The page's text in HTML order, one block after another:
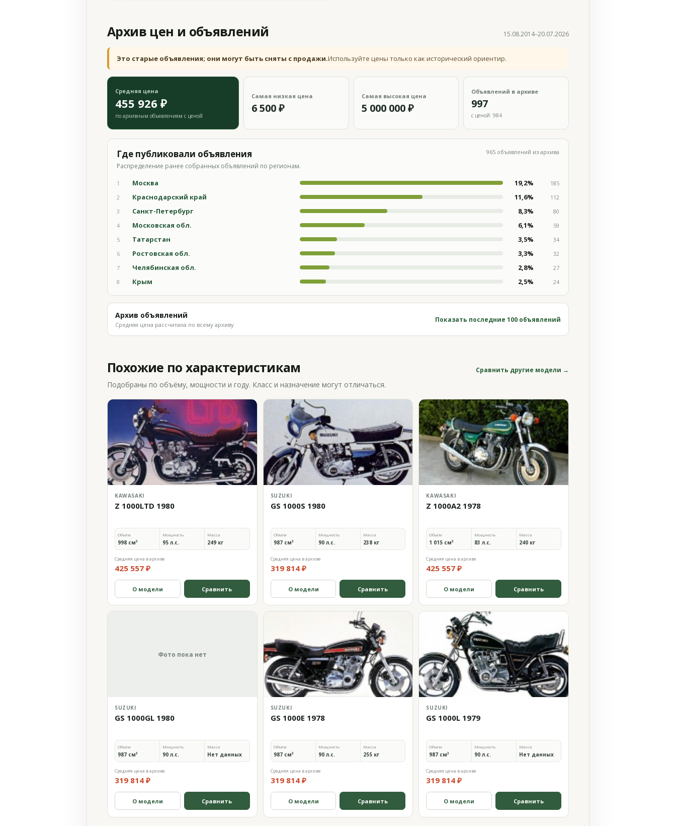
Архив цен и объявлений 15.08.2014–20.07.2026
Это старые объявления; они могут быть сняты с продажи.Используйте цены только как исторический ориентир.
Средняя цена
455 926 ₽
по архивным объявлениям с ценой
Самая низкая цена
6 500 ₽
Самая высокая цена
5 000 000 ₽
Объявлений в архиве
997
с ценой: 984
Где публиковали объявления
Распределение ранее собранных объявлений по регионам.
965 объявлений из архива
1 Москва 19,2%
185
2
Краснодарский край 11,6%
112
3
Санкт-Петербург 8,3%
80
4
Московская обл. 6,1%
59
5
Татарстан 3,5%
34
6
Ростовская обл. 3,3%
32
7
Челябинская обл. 2,8%
27
8
Крым 2,5% 24
Архив объявлений
Средняя цена рассчитана по всему архиву
Показать последние 100 объявлений
Похожие по характеристикам Сравнить другие модели →
Подобраны по объёму, мощности и году. Класс и назначение могут отличаться.
KAWASAKI
Z 1000LTD 1980
Объём
998 см³
Мощность
95 л.с.
Масса
249 кг
Средняя цена в архиве
425 557 ₽
О модели Сравнить
SUZUKI
GS 1000S 1980
Объём
987 см³
Мощность
90 л.с.
Масса
238 кг
Средняя цена в архиве
319 814 ₽
О модели Сравнить
KAWASAKI
Z 1000A2 1978
Объём
1 015 см³
Мощность
83 л.с.
Масса
240 кг
Средняя цена в архиве
425 557 ₽
О модели Сравнить
Фото пока нет
SUZUKI
GS 1000GL 1980
Объём
987 см³
Мощность
90 л.с.
Масса
Нет данных
Средняя цена в архиве
319 814 ₽
О модели Сравнить
SUZUKI
GS 1000E 1978
Объём
987 см³
Мощность
90 л.с.
Масса
255 кг
Средняя цена в архиве
319 814 ₽
О модели Сравнить
SUZUKI
GS 1000L 1979
Объём
987 см³
Мощность
90 л.с.
Масса
Нет данных
Средняя цена в архиве
319 814 ₽
О модели Сравнить